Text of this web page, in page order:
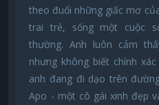
theo đuổi những giấc mơ
trai trẻ, sống một cuộc
thường. Anh luôn cảm
nhưng không biết chính
anh đang đi dạo trên
Apo - một cô gái xinh đẹp